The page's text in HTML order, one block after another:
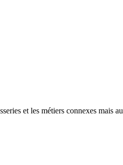
et les métiers connexes mais